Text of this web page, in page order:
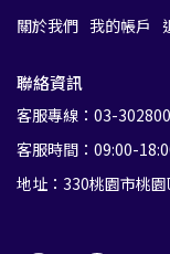
關於我們 我的帳戶
聯絡資訊
客服專線：03-
客服時間：09:00-
地址：330桃園市桃